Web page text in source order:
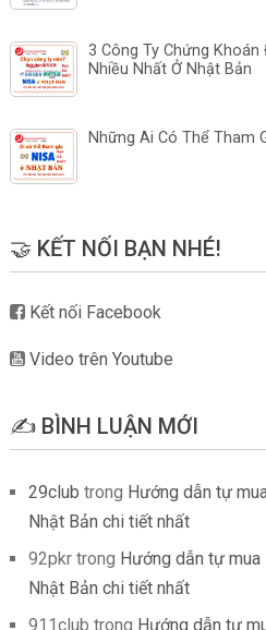
3 Công Ty Chứng
Nhiều Nhất Ở Nhật Bản
Những Ai Có Thể Tham
🤝 KẾT NỐI BẠN NHÉ!
Kết nối Facebook
Video trên Youtube
✍️ BÌNH LUẬN MỚI
29club trong Hướng dẫn tự
Nhật Bản chi tiết nhất
92pkrtrong Hướng dẫn tự
Nhật Bản chi tiết nhất
911club trong Hướng dẫn tự